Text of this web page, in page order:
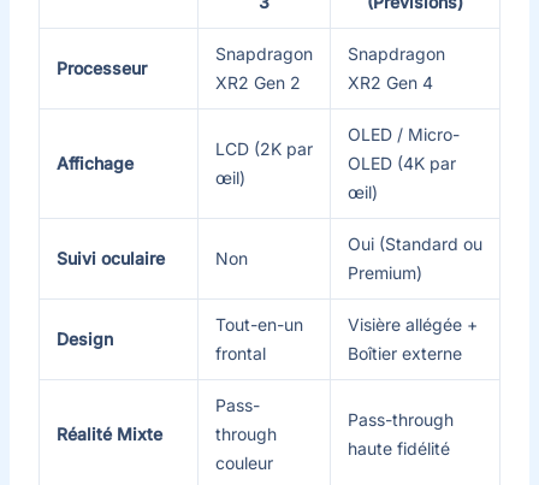
Processeur
Snapdragon
XR2 Gen 2
Snapdragon
XR2 Gen 4
Affichage
LCD (2K par
œil)
OLED / Micro-
OLED (4K par
œil)
Suivi oculaire Non
Oui (Standard ou
Premium)
Design
Tout-en-un
frontal
Visière allégée +
Boîtier externe
Réalité Mixte
Pass-
through
couleur
Pass-through
haute fidélité